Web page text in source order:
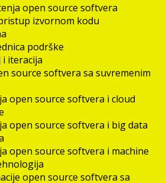
open source softvera
izvornom kodu
podrške
iteracija
source softvera sa suvremenim
open source softvera i cloud
open source softvera i big data
open source softvera i machine
open source softvera sa